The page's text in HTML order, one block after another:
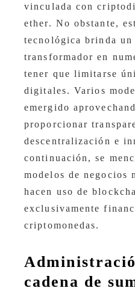
vinculada con
ether. No obstante,
tecnológica brinda un
transformador en
tener que limitarse
digitales. Varios
emergido
proporcionar
descentralización e
continuación, se
modelos de negocios
hacen uso de
exclusivamente
criptomonedas.
cadena de